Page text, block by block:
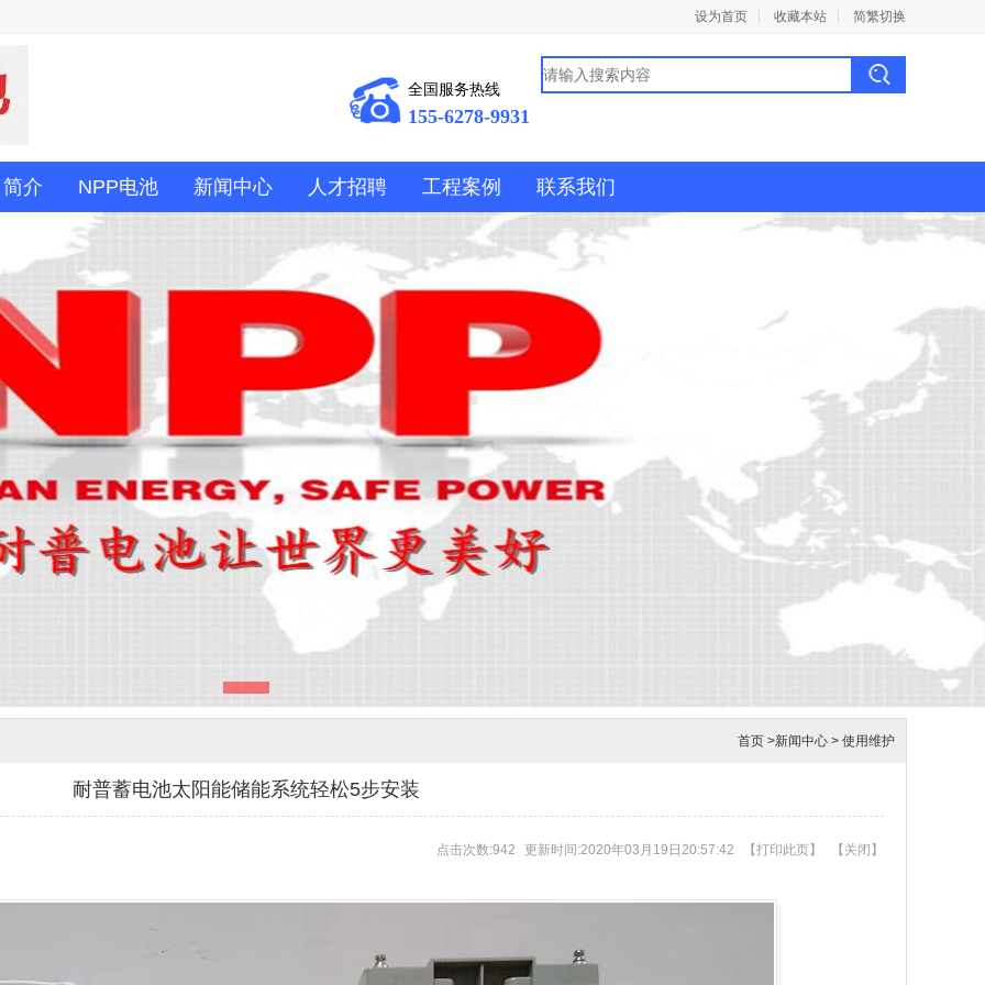
设为首页 收藏本站 简繁切换
全国服务热线
155-6278-9931
介 NPP电池 新闻中心 人才招聘 工程案例 联系我们
首页>新闻中心> 使用维护
耐普蓄电池太阳能储能系统轻松5步安装
点击次数:942 更新时间:2020年03月19日20:57:42 【打印此页】 【 关闭 】